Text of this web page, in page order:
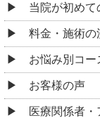
当院が初めて
料金・施術の
お悩み別コ
お客様の声
医療関係者